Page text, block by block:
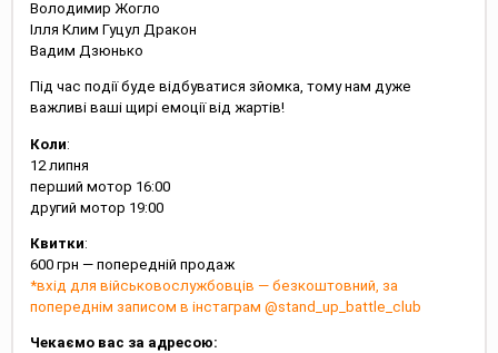
Володимир Жогло
Ілля Клим Гуцул Дракон
Вадим Дзюнько
Під час події буде відбуватися зйомка, тому нам дуже
важливі ваші щирі емоції від жартів!
Коли:
12 липня
перший мотор 16:00
другий мотор 19:00
Квитки:
600 грн — попередній продаж
*вхід для військовослужбовців — безкоштовний, за
попереднім записом в інстаграм @stand_up_battle_club
Чекаємо вас за адресою: